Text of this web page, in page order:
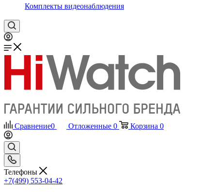
Комплекты видеонаблюдения
Сравнение0 Отложенные 0 Корзина 0
Телефоны
+7(499) 553-04-42